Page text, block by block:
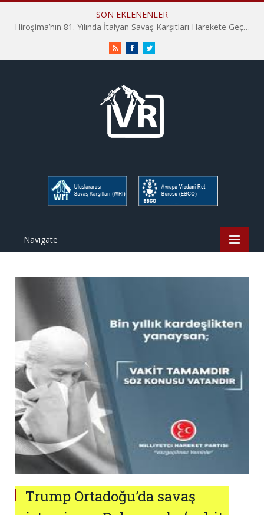
SON EKLENENLER
Hiroşima’nın 81. Yılında İtalyan Savaş Karşıtları Harekete Geçti: “Hatırlamak yeterli değil”
RSS FacebookTwitter
Navigate
Trump Ortadoğu’da savaş